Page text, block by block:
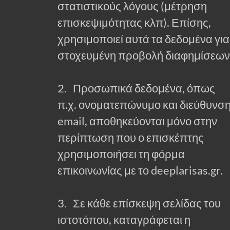
στατιστικούς λόγους (μέτρηση
επισκεψιμότητας κλπ). Επίσης,
χρησιμοποιεί αυτά τα δεδομένα για
στοχευμένη προβολή
2. Προσωπικά δεδομένα, όπως
π.χ. ονοματεπώνυμο και
email, αποθηκεύονται μόνο στην
περίπτωση που ο επισκέπτης
χρησιμοποιήσει τη φόρμα
επικοινωνίας με το deeplarisas.gr.
3. Σε κάθε επίσκεψη σελίδας του
ιστοτόπου, καταγράφεται η